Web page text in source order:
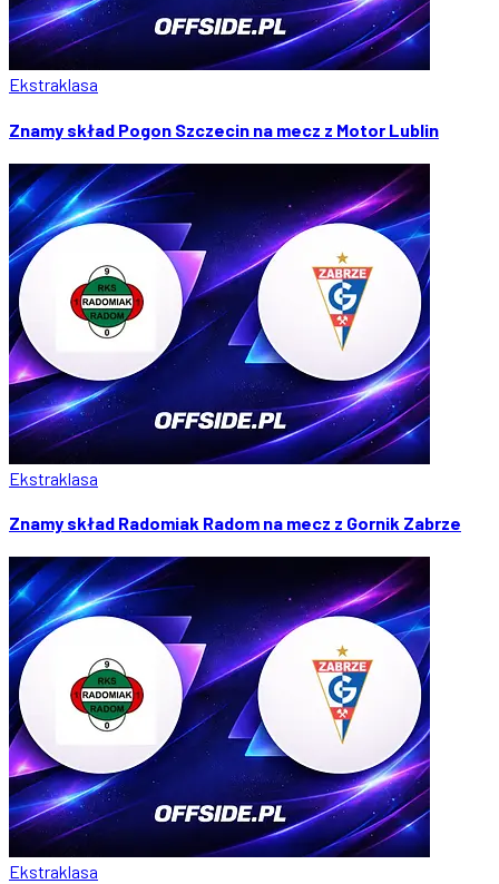
Ekstraklasa
Znamy skład Pogon Szczecin na mecz z Motor Lublin
Ekstraklasa
Znamy skład Radomiak Radom na mecz z Gornik Zabrze
Ekstraklasa